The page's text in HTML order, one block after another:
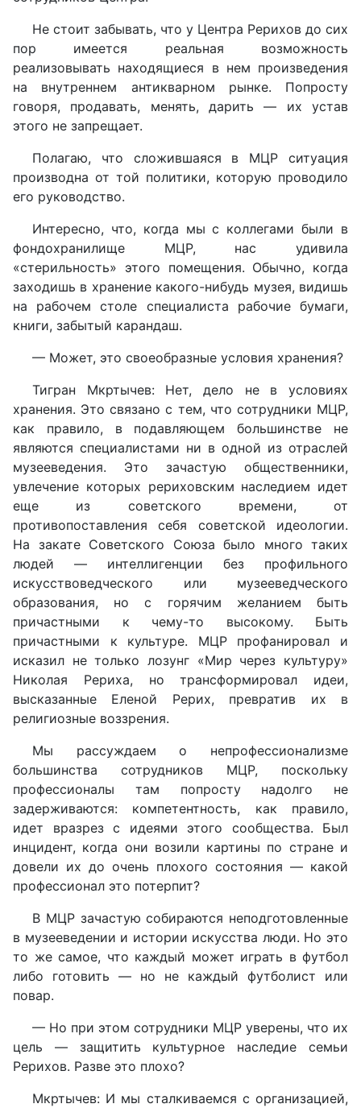
Не стоит забывать, что у Центра Рерихов до сих
пор имеется реальная возможность
реализовывать находящиеся в нем произведения
на внутреннем антикварном рынке. Попросту
говоря, продавать, менять, дарить — их устав
этого не запрещает.
Полагаю, что сложившаяся в МЦР ситуация
производна от той политики, которую проводило
его руководство.
Интересно, что, когда мы с коллегами были в
фондохранилище МЦР, нас удивила
«стерильность» этого помещения. Обычно, когда
заходишь в хранение какого-нибудь музея, видишь
на рабочем столе специалиста рабочие бумаги,
книги, забытый карандаш.
— Может, это своеобразные условия хранения?
Тигран Мкртычев: Нет, дело не в условиях
хранения. Это связано с тем, что сотрудники МЦР,
как правило, в подавляющем большинстве не
являются специалистами ни в одной из отраслей
музееведения. Это зачастую общественники,
увлечение которых рериховским наследием идет
еще из советского времени, от
противопоставления себя советской идеологии.
На закате Советского Союза было много таких
людей — интеллигенции без профильного
искусствоведческого или музееведческого
образования, но с горячим желанием быть
причастными к чему-то высокому. Быть
причастными к культуре. МЦР профанировал и
исказил не только лозунг «Мир через культуру»
Николая Рериха, но трансформировал идеи,
высказанные Еленой Рерих, превратив их в
религиозные воззрения.
Мы рассуждаем о непрофессионализме
большинства сотрудников МЦР, поскольку
профессионалы там попросту надолго не
задерживаются: компетентность, как правило,
идет вразрез с идеями этого сообщества. Был
инцидент, когда они возили картины по стране и
довели их до очень плохого состояния — какой
профессионал это потерпит?
В МЦР зачастую собираются неподготовленные
в музееведении и истории искусства люди. Но это
то же самое, что каждый может играть в футбол
либо готовить — но не каждый футболист или
повар.
— Но при этом сотрудники МЦР уверены, что их
цель — защитить культурное наследие семьи
Рерихов. Разве это плохо?
Мкртычев: И мы сталкиваемся с организацией,